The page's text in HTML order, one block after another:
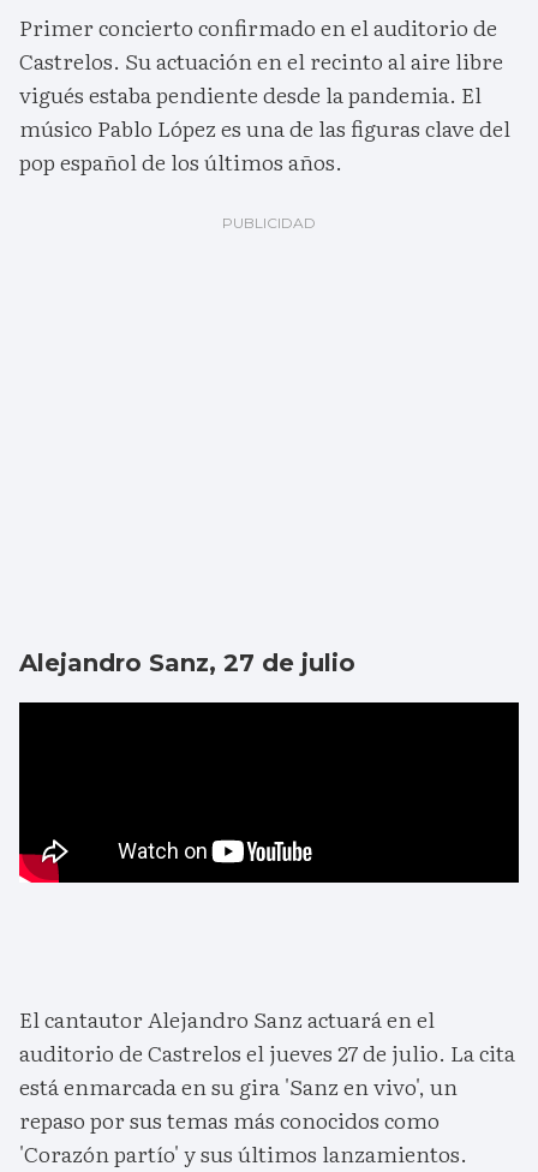
Primer concierto confirmado en el auditorio de
Castrelos. Su actuación en el recinto al aire libre
vigués estaba pendiente desde la pandemia. El
músico Pablo López es una de las figuras clave del
pop español de los últimos años.
Alejandro Sanz, 27 de julio
El cantautor Alejandro Sanz actuará en el
auditorio de Castrelos el jueves 27 de julio. La cita
está enmarcada en su gira 'Sanz en vivo', un
repaso por sus temas más conocidos como
'Corazón partío' y sus últimos lanzamientos.